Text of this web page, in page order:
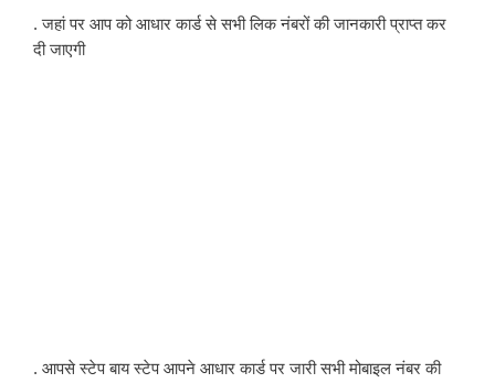
. जहां पर आप को आधार कार्ड से सभी लिक नंबरों की जानकारी प्राप्त कर
दी जाएगी
. आपसे स्टेप बाय स्टेप आपने आधार कार्ड पर जारी सभी मोबाइल नंबर की